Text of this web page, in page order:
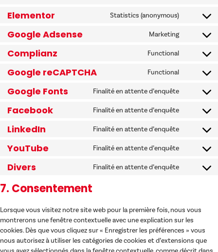
Elementor Statistics (anonymous)
Google Adsense Marketing
Complianz Functional
Google reCAPTCHA Functional
Google Fonts Finalité en attente d’enquête
Facebook Finalité en attente d’enquête
LinkedIn Finalité en attente d’enquête
YouTube Finalité en attente d’enquête
Divers Finalité en attente d’enquête
7. Consentement
Lorsque vous visitez notre site web pour la première fois, nous vous
montrerons une fenêtre contextuelle avec une explication sur les
cookies. Dès que vous cliquez sur « Enregistrer les préférences » vous
nous autorisez à utiliser les catégories de cookies et d’extensions que